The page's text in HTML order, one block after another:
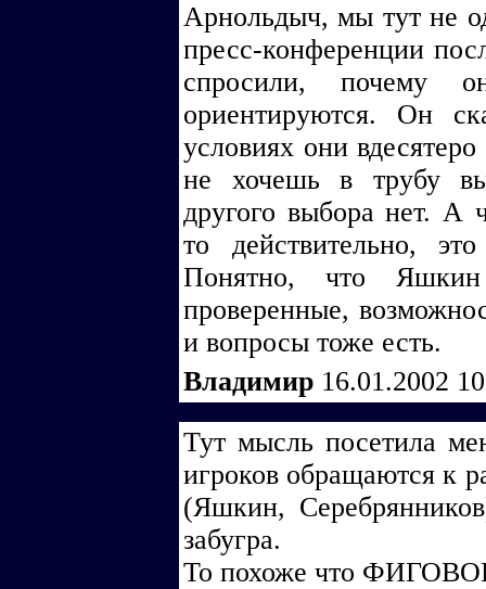
Арнольдыч, мы тут не
пресс-конференции
спросили, почему
ориентируются. Он
условиях они
не хочешь в трубу
другого выбора нет. А
то действительно,
Понятно, что
проверенные,
и вопросы тоже есть.
Владимир 16.01.2002
Тут мысль посетила
игроков обращаются к
(Яшкин,
забугра.
То похоже что